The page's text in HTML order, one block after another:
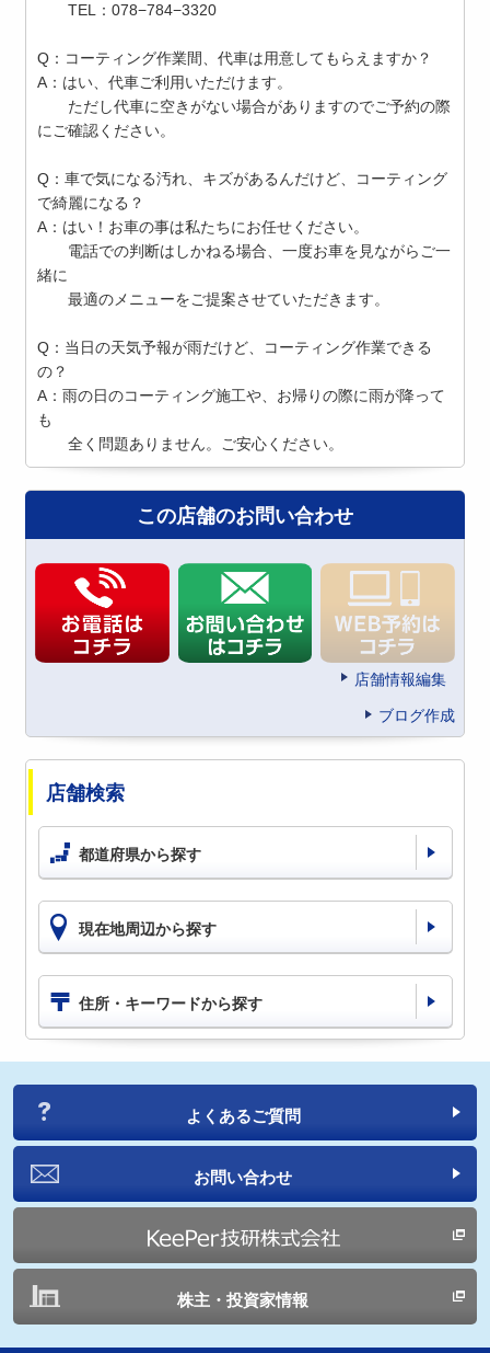
TEL：078−784−3320
Q：コーティング作業間、代車は用意してもらえますか？
A：はい、代車ご利用いただけます。
ただし代車に空きがない場合がありますのでご予約の際
にご確認ください。
Q：車で気になる汚れ、キズがあるんだけど、コーティング
で綺麗になる？
A：はい！お車の事は私たちにお任せください。
電話での判断はしかねる場合、一度お車を見ながらご一
緒に
最適のメニューをご提案させていただきます。
Q：当日の天気予報が雨だけど、コーティング作業できる
の？
A：雨の日のコーティング施工や、お帰りの際に雨が降って
も
全く問題ありません。ご安心ください。
この店舗のお問い合わせ
店舗情報編集
ブログ作成
店舗検索
都道府県から探す
現在地周辺から探す
住所・キーワードから探す
よくあるご質問
お問い合わせ
株主・投資家情報